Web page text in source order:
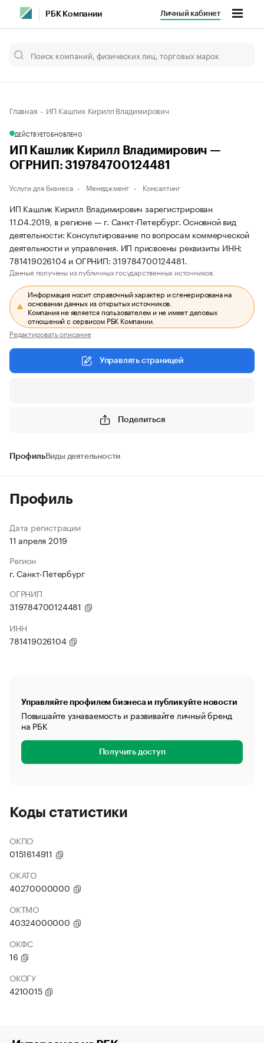
РБК Компании Личный кабинет
Главная ИП Кашлик Кирилл Владимирович
ДЕЙСТВУЕТОБНОВЛЕНО
ИП Кашлик Кирилл Владимирович —
ОГРНИП: 319784700124481
Услуги для бизнеса Менеджмент Консалтинг
ИП Кашлик Кирилл Владимирович зарегистрирован
11.04.2019, в регионе — г. Санкт-Петербург. Основной вид
деятельности: Консультирование по вопросам коммерческой
деятельности и управления. ИП присвоены реквизиты ИНН:
781419026104 и ОГРНИП: 319784700124481.
Данные получены из публичных государственных источников.
Информация носит справочный характер и сгенерирована на
основании данных из открытых источников.
Компания не является пользователем и не имеет деловых
отношений с сервисом РБК Компании.
Редактировать описание
Управлять страницей
Поделиться
ПрофильВиды деятельности
Профиль
Дата регистрации
11 апреля 2019
Регион
г. Санкт-Петербург
ОГРНИП
319784700124481
ИНН
781419026104
Управляйте профилем бизнеса и публикуйте новости
Повышайте узнаваемость и развивайте личный бренд
на РБК
Получить доступ
Коды статистики
ОКПО
0151614911
ОКАТО
40270000000
ОКТМО
40324000000
ОКФС
16
ОКОГУ
4210015